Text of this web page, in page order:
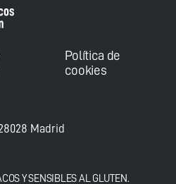
Política de
cookies
Madrid
Y SENSIBLES AL GLUTEN.